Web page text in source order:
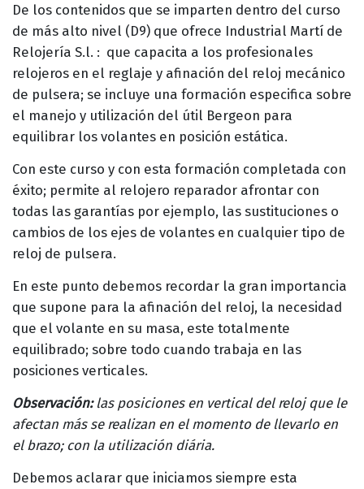
De los contenidos que se imparten dentro del curso
de más alto nivel (D9) que ofrece Industrial Martí de
Relojería S.l. : que capacita a los profesionales
relojeros en el reglaje y afinación del reloj mecánico
de pulsera; se incluye una formación especifica sobre
el manejo y utilización del útil Bergeon para
equilibrar los volantes en posición estática.
Con este curso y con esta formación completada con
éxito; permite al relojero reparador afrontar con
todas las garantías por ejemplo, las sustituciones o
cambios de los ejes de volantes en cualquier tipo de
reloj de pulsera.
En este punto debemos recordar la gran importancia
que supone para la afinación del reloj, la necesidad
que el volante en su masa, este totalmente
equilibrado; sobre todo cuando trabaja en las
posiciones verticales.
Observación: las posiciones en vertical del reloj que le
afectan más se realizan en el momento de llevarlo en
el brazo; con la utilización diária.
Debemos aclarar que iniciamos siempre esta